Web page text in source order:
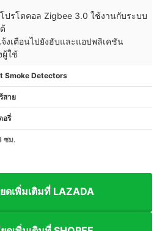
ปรโตคอล Zigbee 3.0 ใช้งานกับระบบ
งเตือนไปยังฮับและแอปพลิเคชัน
ผู้ใช้
Smoke Detectors
สาย
อรี่
ซม.
ดเพิ่มเติมที่ LAZADA